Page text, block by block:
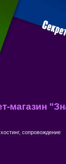
магазин
сопровождение